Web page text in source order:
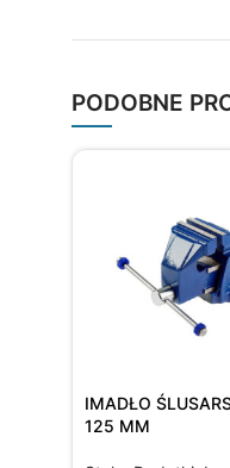
PODOBNE
IMADŁO
125 MM